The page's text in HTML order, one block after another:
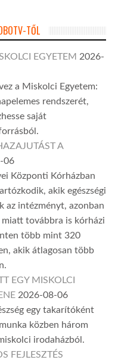
TŐL
EGYETEM 2026-
a Miskolci Egyetem:
rendszerét,
saját
A
06
Központi Kórházban
akik egészségi
az intézményt, azonban
továbbra is kórházi
több mint 320
akik átlagosan több
EGY MISKOLCI
2026-08-06
egy takarítóként
közben három
irodaházból.
FEJLESZTÉS